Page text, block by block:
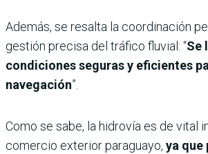
Además, se resalta la coordinación
gestión precisa del tráfico fluvial: “Se
condiciones seguras y eficientes
navegación”.
Como se sabe, la hidrovía es de vital
comercio exterior paraguayo, ya que